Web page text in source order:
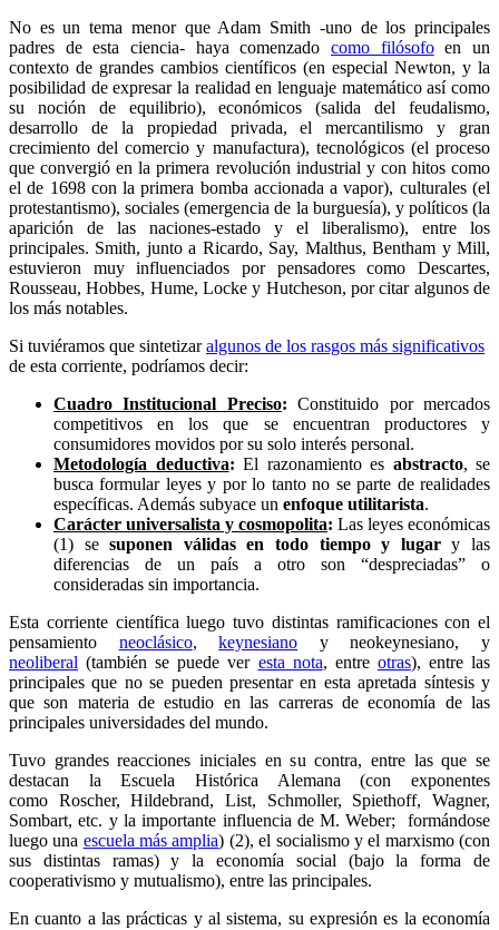
No es un tema menor que Adam Smith -uno de los principales
padres de esta ciencia- haya comenzado como filósofoen un
contexto de grandes cambios científicos (en especial Newton, y la
posibilidad de expresar la realidad en lenguaje matemático así como
su noción de equilibrio), económicos (salida del feudalismo,
desarrollo de la propiedad privada, el mercantilismo y gran
crecimiento del comercio y manufactura), tecnológicos (el proceso
que convergió en la primera revolución industrial y con hitos como
el de 1698 con la primera bomba accionada a vapor), culturales (el
protestantismo), sociales (emergencia de la burguesía), y políticos (la
aparición de las naciones-estado y el liberalismo), entre los
principales. Smith, junto a Ricardo, Say, Malthus, Bentham y Mill,
estuvieron muy influenciados por pensadores como Descartes,
Rousseau, Hobbes, Hume, Locke y Hutcheson, por citar algunos de
los más notables.
Si tuviéramos que sintetizaralgunos de los rasgos más significativos
de esta corriente, podríamos decir:
Cuadro Institucional Preciso:Constituido por mercados
competitivos en los que se encuentran productores y
consumidores movidos por su solo interés personal.
Metodología deductiva: El razonamiento es abstracto, se
busca formular leyes y por lo tanto no se parte de realidades
específicas. Además subyace un enfoque utilitarista.
Carácter universalista y cosmopolita: Las leyes económicas
(1) sesuponen válidas en todo tiempo y lugary las
diferencias de un país a otro son “despreciadas” o
consideradas sin importancia.
Esta corriente científica luego tuvo distintas ramificaciones con el
pensamiento neoclásico,keynesiano y neokeynesiano, y
neoliberal (también se puede ver esta nota, entre otras), entre las
principales que no se pueden presentar en esta apretada síntesis y
que son materia de estudio en las carreras de economía de las
principales universidades del mundo.
Tuvo grandes reacciones iniciales en su contra, entre las que se
destacan la Escuela Histórica Alemana (con exponentes
como Roscher, Hildebrand, List, Schmoller, Spiethoff, Wagner,
Sombart, etc. y la importante influencia de M. Weber; formándose
luego una escuela más amplia) (2), el socialismo y el marxismo (con
sus distintas ramas) y la economía social (bajo la forma de
cooperativismo y mutualismo), entre las principales.
En cuanto a las prácticas y al sistema, su expresión es la economía